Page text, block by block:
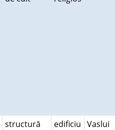
structură
edificiu Vaslui